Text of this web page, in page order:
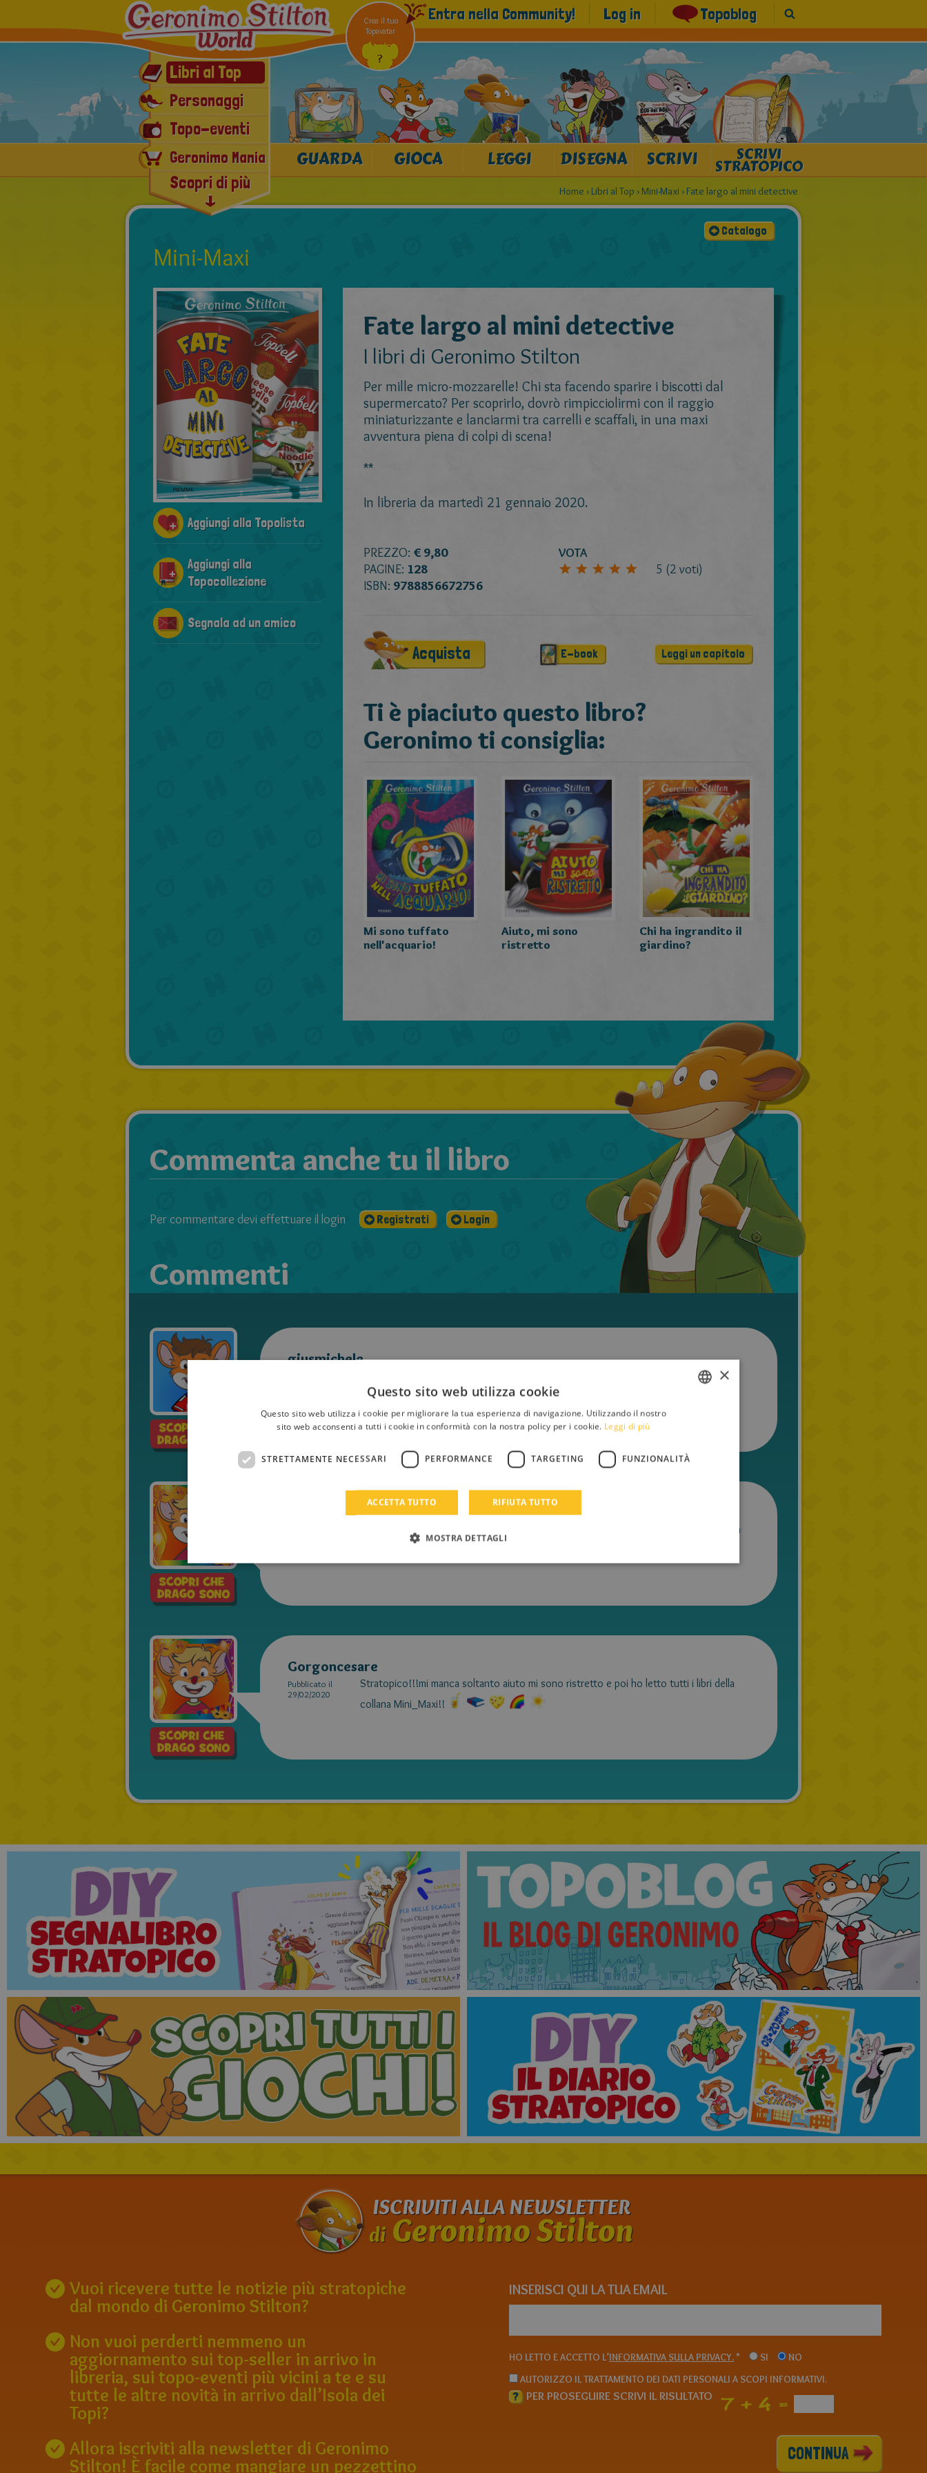
Libri al Top
Personaggi
Topo-eventi
Geronimo Mania
E-book & Audiolibri
Ultimissime novità
Scopri di più
Crea il tuo
Topavatar
Entra nella Community! Log in Topoblog
GUARDA GIOCA LEGGI DISEGNA SCRIVI SCRIVI
STRATOPICO
Home › Libri al Top ›Mini-Maxi ›Fate largo al mini detective
Mini-Maxi
Catalogo
Fate largo al mini detective
I libri di Geronimo Stilton
Per mille micro-mozzarelle! Chi sta facendo sparire i biscotti dal
supermercato? Per scoprirlo, dovrò rimpicciolirmi con il raggio
miniaturizzante e lanciarmi tra carrelli e scaffali, in una maxi
avventura piena di colpi di scena!
**
In libreria da martedì 21 gennaio 2020.
PREZZO: € 9,80
PAGINE: 128
ISBN: 9788856672756
VOTA
5 (2 voti)
Acquista E-book Leggi un capitolo
Ti è piaciuto questo libro?
Geronimo ti consiglia:
Mi sono tuffato
nell'acquario!
Aiuto, mi sono
ristretto
Chi ha ingrandito il
giardino?
Aggiungi alla Topolista
Aggiungi alla
Topocollezione
Segnala ad un amico
Commenta anche tu il libro
Per commentare devi effettuare il login Registrati Login
Commenti
giusmichele
Gorgoncesare
Scusate mi correggo: quando avrò anche il libro nuovo (quando ho commentato non
lo sapevo che esisteva).
Gorgoncesare
Pubblicato il
29/02/2020
Stratopico!!!mi manca soltanto aiuto mi sono ristretto e poi ho letto tutti i libri della
collana Mini_Maxi!!
ISCRIVITI ALLA NEWSLETTER
diGeronimo Stilton
Vuoi ricevere tutte le notizie più stratopiche
dal mondo di Geronimo Stilton?
Non vuoi perderti nemmeno un
aggiornamento sui top-seller in arrivo in
libreria, sui topo-eventi più vicini a te e su
tutte le altre novità in arrivo dall’Isola dei
Topi?
Allora iscriviti alla newsletter di Geronimo
Stilton! È facile come mangiare un pezzettino
INSERISCI QUI LA TUA EMAIL
HO LETTO E ACCETTO L’INFORMATIVA SULLA PRIVACY.* SI
NO
AUTORIZZO IL TRATTAMENTO DEI DATI PERSONALI A SCOPI INFORMATIVI.
? PER PROSEGUIRE SCRIVI IL RISULTATO
FRENCH
×
Questo sito web utilizza cookie
Questo sito web utilizza i cookie per migliorare la tua esperienza di navigazione. Utilizzando il nostro
sito web acconsenti a tutti i cookie in conformità con la nostra policy per i cookie. Leggi di più
STRETTAMENTE NECESSARI PERFORMANCE TARGETING FUNZIONALITÀ
ACCETTA TUTTO RIFIUTA TUTTO
MOSTRA DETTAGLI